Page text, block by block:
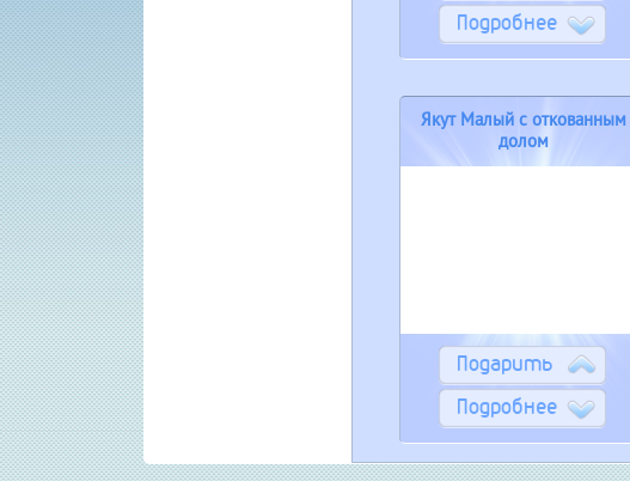
Подробнее
Якут Малый с откованным
долом
Подарить
Подробнее